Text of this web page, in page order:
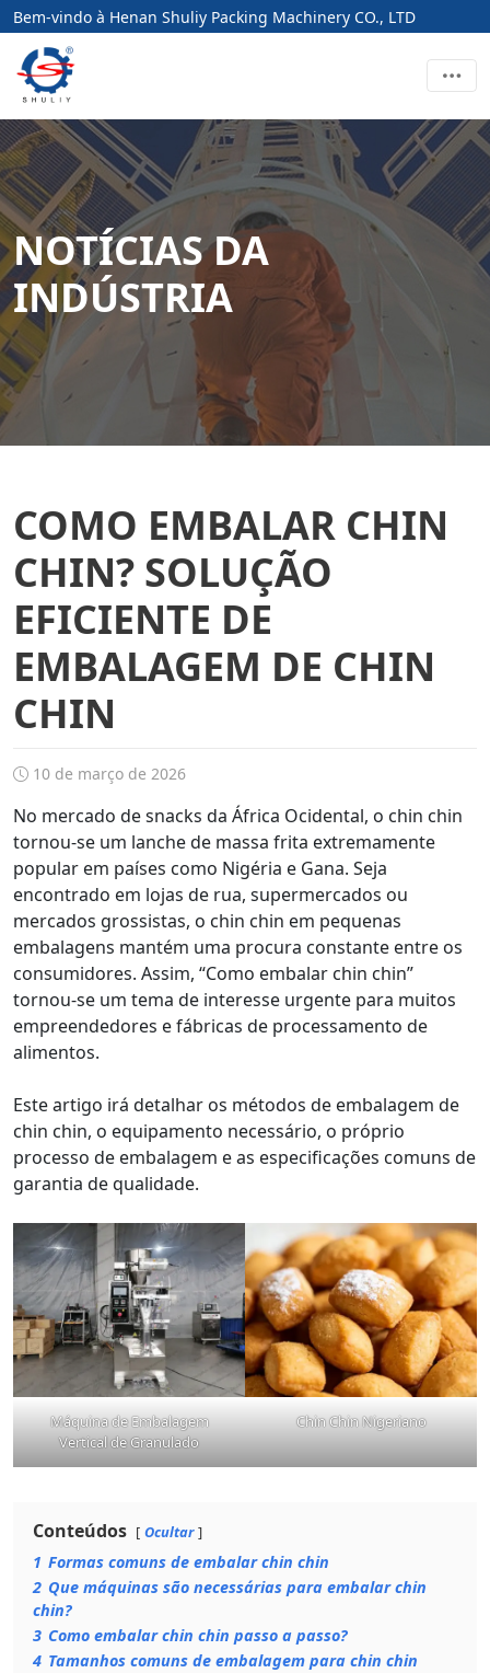
Bem-vindo à Henan Shuliy Packing Machinery CO., LTD
NOTÍCIAS DA
INDÚSTRIA
COMO EMBALAR CHIN
CHIN? SOLUÇÃO
EFICIENTE DE
EMBALAGEM DE CHIN
CHIN
10 de março de 2026
No mercado de snacks da África Ocidental, o chin chin
tornou-se um lanche de massa frita extremamente
popular em países como Nigéria e Gana. Seja
encontrado em lojas de rua, supermercados ou
mercados grossistas, o chin chin em pequenas
embalagens mantém uma procura constante entre os
consumidores. Assim, “Como embalar chin chin”
tornou-se um tema de interesse urgente para muitos
empreendedores e fábricas de processamento de
alimentos.
Este artigo irá detalhar os métodos de embalagem de
chin chin, o equipamento necessário, o próprio
processo de embalagem e as especificações comuns de
garantia de qualidade.
Máquina de Embalagem
Vertical de Granulado
Chin Chin Nigeriano
Conteúdos Ocultar
1 Formas comuns de embalar chin chin
2 Que máquinas são necessárias para embalar chin
chin?
3 Como embalar chin chin passo a passo?
4 Tamanhos comuns de embalagem para chin chin